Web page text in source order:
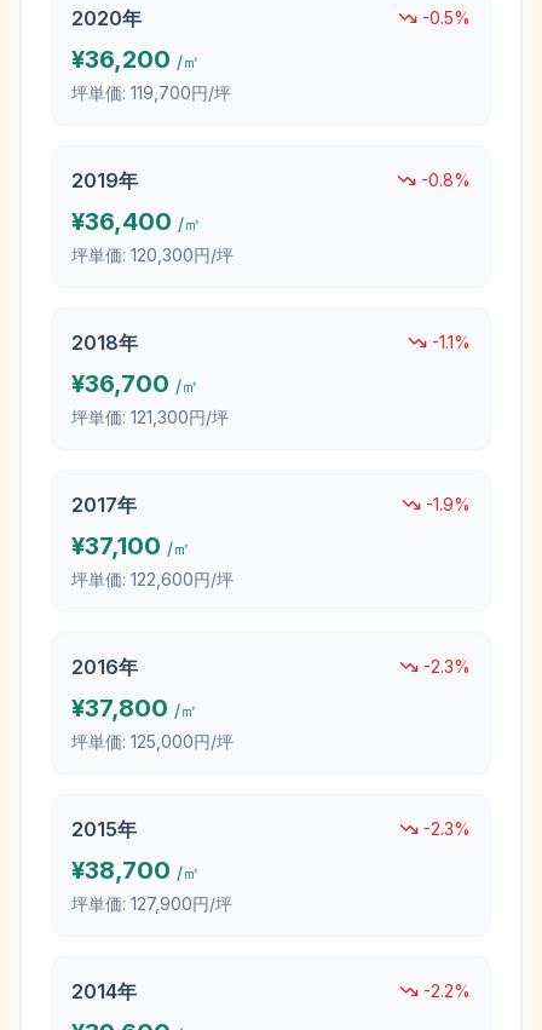
2020年 -0.5%
¥36,200 /㎡
坪単価: 119,700円/坪
2019年 -0.8%
¥36,400 /㎡
坪単価: 120,300円/坪
2018年 -1.1%
¥36,700 /㎡
坪単価: 121,300円/坪
2017年 -1.9%
¥37,100 /㎡
坪単価: 122,600円/坪
2016年 -2.3%
¥37,800 /㎡
坪単価: 125,000円/坪
2015年 -2.3%
¥38,700 /㎡
坪単価: 127,900円/坪
2014年 -2.2%